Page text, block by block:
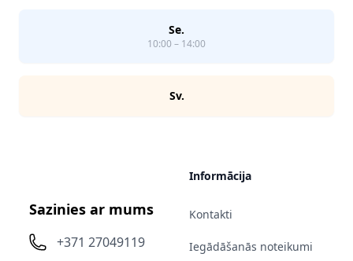
Se.
10:00 – 14:00
Sv.
Sazinies ar mums
+371 27049119
Informācija
Kontakti
Iegādāšanās noteikumi